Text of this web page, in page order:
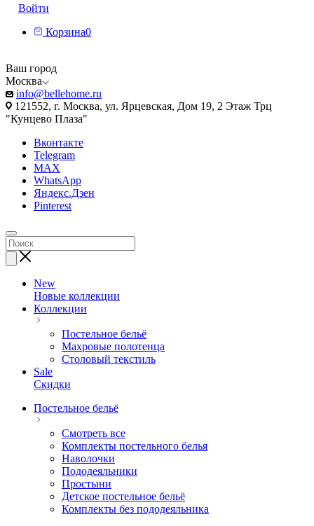
Войти
Корзина0
Ваш город
Москва
info@bellehome.ru
121552, г. Москва, ул. Ярцевская, Дом 19, 2 Этаж Трц
"Кунцево Плаза"
Вконтакте
Telegram
MAX
WhatsApp
Яндекс.Дзен
Pinterest
New
Новые коллекции
Коллекции
Постельное бельё
Махровые полотенца
Столовый текстиль
Sale
Скидки
Постельное бельё
Смотреть все
Комплекты постельного белья
Наволочки
Пододеяльники
Простыни
Детское постельное бельё
Комплекты без пододеяльника